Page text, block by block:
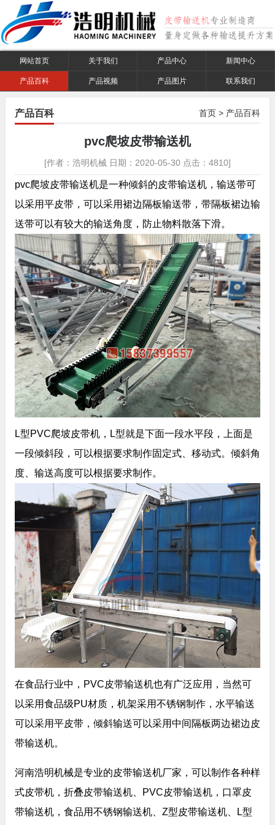
网站首页 关于我们 产品中心 新闻中心
产品百科 产品视频 产品图片 联系我们
产品百科 首页 > 产品百科
pvc爬坡皮带输送机
[作者：浩明机械 日期：2020-05-30 点击：4810]
pvc爬坡皮带输送机是一种倾斜的皮带输送机，输送带可
以采用平皮带，可以采用裙边隔板输送带，带隔板裙边输
送带可以有较大的输送角度，防止物料散落下滑。
L型PVC爬坡皮带机，L型就是下面一段水平段，上面是
一段倾斜段，可以根据要求制作固定式、移动式。倾斜角
度、输送高度可以根据要求制作。
在食品行业中，PVC皮带输送机也有广泛应用，当然可
以采用食品级PU材质，机架采用不锈钢制作，水平输送
可以采用平皮带，倾斜输送可以采用中间隔板两边裙边皮
带输送机。
河南浩明机械是专业的皮带输送机厂家，可以制作各种样
式皮带机，折叠皮带输送机、PVC皮带输送机，口罩皮
带输送机，食品用不锈钢输送机、Z型皮带输送机、L型